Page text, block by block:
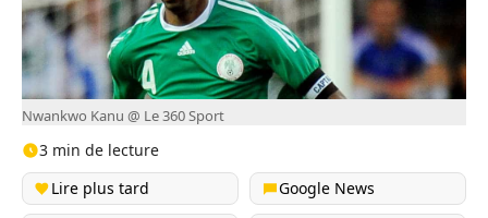
Nwankwo Kanu @ Le 360 Sport
3 min de lecture
Lire plus tard
Google News